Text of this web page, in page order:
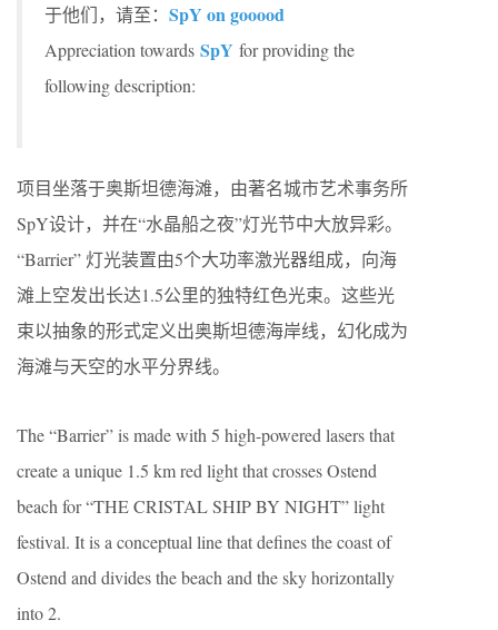
于他们，请至： SpY on gooood
Appreciation towards SpY for providing the
following description:
项目坐落于奥斯坦德海滩，由著名城市艺术事务所
SpY设计，并在“水晶船之夜”灯光节中大放异彩。
“Barrier” 灯光装置由5个大功率激光器组成，向海
滩上空发出长达1.5公里的独特红色光束。这些光
束以抽象的形式定义出奥斯坦德海岸线，幻化成为
海滩与天空的水平分界线。
The “Barrier” is made with 5 high-powered lasers that
create a unique 1.5 km red light that crosses Ostend
beach for “THE CRISTAL SHIP BY NIGHT” light
festival. It is a conceptual line that deﬁnes the coast of
Ostend and divides the beach and the sky horizontally
into 2.